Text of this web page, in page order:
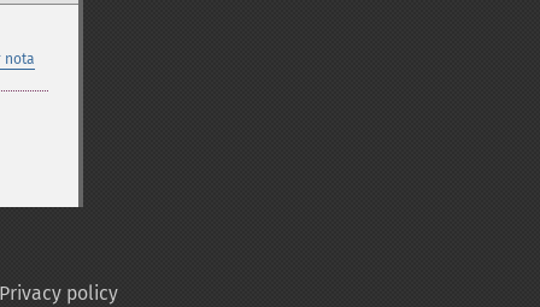
nota
Privacy policy